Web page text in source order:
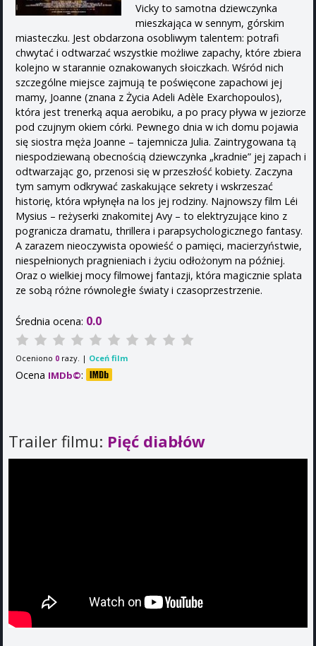
Vicky to samotna dziewczynka
mieszkająca w sennym, górskim
miasteczku. Jest obdarzona osobliwym talentem: potrafi
chwytać i odtwarzać wszystkie możliwe zapachy, które zbiera
kolejno w starannie oznakowanych słoiczkach. Wśród nich
szczególne miejsce zajmują te poświęcone zapachowi jej
mamy, Joanne (znana z Życia Adeli Adèle Exarchopoulos),
która jest trenerką aqua aerobiku, a po pracy pływa w jeziorze
pod czujnym okiem córki. Pewnego dnia w ich domu pojawia
się siostra męża Joanne – tajemnicza Julia. Zaintrygowana tą
niespodziewaną obecnością dziewczynka „kradnie” jej zapach i
odtwarzając go, przenosi się w przeszłość kobiety. Zaczyna
tym samym odkrywać zaskakujące sekrety i wskrzeszać
historię, która wpłynęła na los jej rodziny. Najnowszy film Léi
Mysius – reżyserki znakomitej Avy – to elektryzujące kino z
pogranicza dramatu, thrillera i parapsychologicznego fantasy.
A zarazem nieoczywista opowieść o pamięci, macierzyństwie,
niespełnionych pragnieniach i życiu odłożonym na później.
Oraz o wielkiej mocy filmowej fantazji, która magicznie splata
ze sobą różne równoległe światy i czasoprzestrzenie.
Średnia ocena: 0.0
Oceniono 0 razy. | Oceń film
Ocena IMDb©:
Trailer filmu: Pięć diabłów